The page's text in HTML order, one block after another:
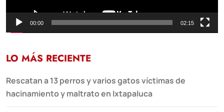
00:00 02:15
LO MÁS RECIENTE
Rescatan a 13 perros y varios gatos víctimas de
hacinamiento y maltrato en Ixtapaluca